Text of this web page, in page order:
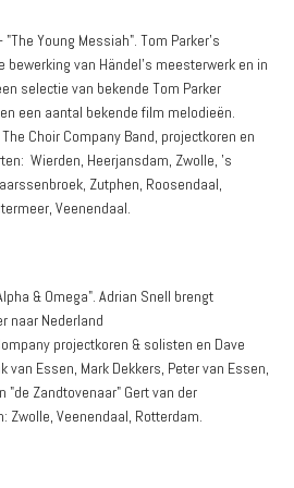
Young Messiah". Tom Parker’s
bewerking van Händel’s meesterwerk en in
selectie van bekende Tom Parker
een aantal bekende film melodieën.
Choir Company Band, projectkoren en
Wierden, Heerjansdam, Zwolle, 's
Zutphen, Roosendaal,
Veenendaal.
& Omega". Adrian Snell brengt
naar Nederland
projectkoren & solisten en Dave
van Essen, Mark Dekkers, Peter van Essen,
"de Zandtovenaar" Gert van der
Zwolle, Veenendaal, Rotterdam.